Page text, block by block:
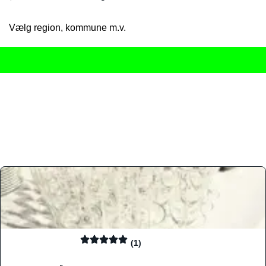
Vælg region, kommune m.v.
(1)